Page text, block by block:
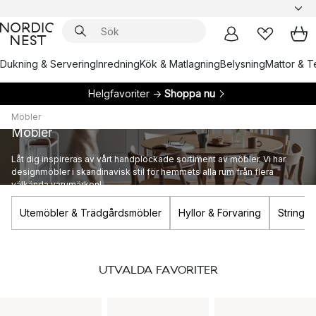
Dukning & ServeringInredningKök & MatlagningBelysningMattor &
Helgfavoriter → Shoppa nu
Möbler
Möbler
Låt dig inspireras av vårt handplockade sortiment av möbler. Vi har
designmöbler i skandinavisk stil för hemmets alla rum från flera
välkända varumärken!
Utemöbler & Trädgårdsmöbler Hyllor & Förvaring
UTVALDA FAVORITER